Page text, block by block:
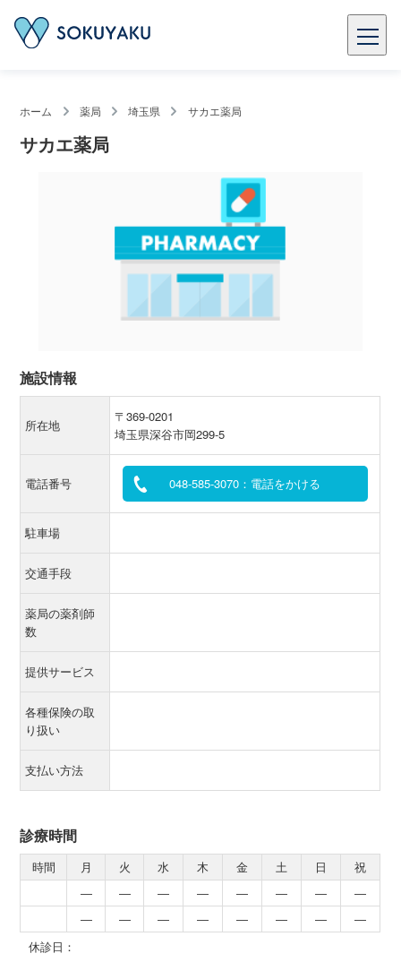
ホーム 薬局 埼玉県 サカエ薬局
サカエ薬局
施設情報
所在地
〒369-0201
埼玉県深谷市岡299-5
電話番号 048-585-3070：電話をかける
駐車場
交通手段
薬局の薬剤師
数
提供サービス
各種保険の取
り扱い
支払い方法
診療時間
時間 月 火 水 木 金 土 日
祝
―
― ― ― ― ― ―
―
―
― ― ― ― ― ―
―
休診日：